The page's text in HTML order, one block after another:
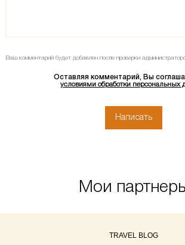
Ваш комментарий будет добавлен после проверки
Оставляя комментарий, Вы
условиями обработки персональных
Мои
TRAVEL BLOG